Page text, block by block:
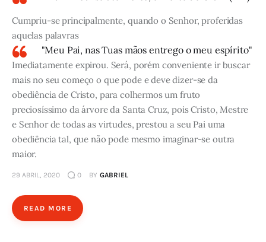
Cumpriu-se principalmente, quando o Senhor, proferidas
aquelas palavras
"Meu Pai, nas Tuas mãos entrego o meu espírito"
Imediatamente expirou. Será, porém conveniente ir buscar
mais no seu começo o que pode e deve dizer-se da
obediência de Cristo, para colhermos um fruto
preciosíssimo da árvore da Santa Cruz, pois Cristo, Mestre
e Senhor de todas as virtudes, prestou a seu Pai uma
obediência tal, que não pode mesmo imaginar-se outra
maior.
29 ABRIL, 2020 0 BY GABRIEL
READ MORE